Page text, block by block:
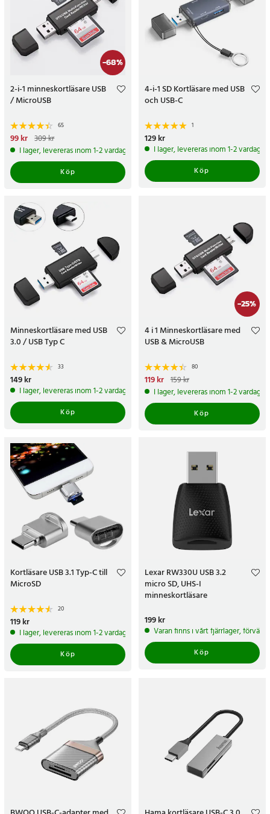
-68%
2-i-1 minneskortläsare USB
/ MicroUSB
65
Nuvarande pris
pris:309 kr
99 kr 309 kr
I lager, levereras inom 1-2 vardagar
Köp
4-i-1 SD Kortläsare med USB
och USB-C
1
Pris:129 kr
129 kr
I lager, levereras inom 1-2 vardagar
Köp
Minneskortläsare med USB
3.0 / USB Typ C
33
Pris:149 kr
149 kr
I lager, levereras inom 1-2 vardagar
Köp
-25%
4 i 1 Minneskortläsare med
USB & MicroUSB
80
Nuvarande pris
pris:159 kr
119 kr 159 kr
I lager, levereras inom 1-2 vardagar
Köp
Kortläsare USB 3.1 Typ-C till
MicroSD
20
Pris:119 kr
119 kr
I lager, levereras inom 1-2 vardagar
Köp
Lexar RW330U USB 3.2
micro SD, UHS-I
minneskortläsare
Pris:199 kr
199 kr
Varan finns i vårt fjärrlager,
Köp